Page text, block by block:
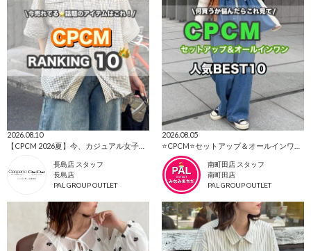
2026.08.10
長島店 スタッフ
長島店
PAL GROUP OUTLET
2026.08.05
南町田店 スタッフ
南町田店
PAL GROUP OUTLET